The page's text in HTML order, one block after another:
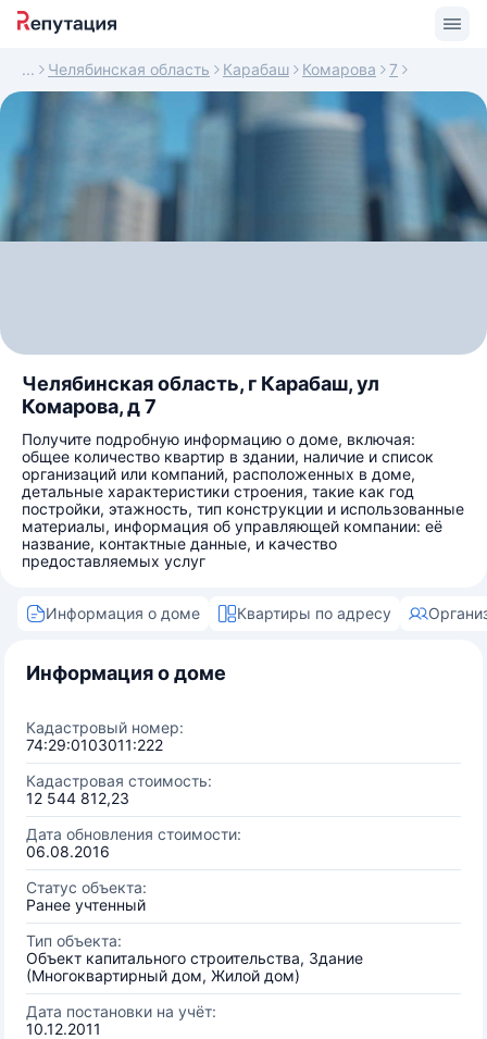
Челябинская область Карабаш Комарова 7
Челябинская область, г Карабаш, ул
Комарова, д 7
Получите подробную информацию о доме, включая:
общее количество квартир в здании, наличие и список
организаций или компаний, расположенных в доме,
детальные характеристики строения, такие как год
постройки, этажность, тип конструкции и использованные
материалы, информация об управляющей компании: её
название, контактные данные, и качество
предоставляемых услуг
Информация о доме Квартиры по адресу
Информация о доме
Кадастровый номер:
74:29:0103011:222
Кадастровая стоимость:
12 544 812,23
Дата обновления стоимости:
06.08.2016
Статус объекта:
Ранее учтенный
Тип объекта:
Объект капитального строительства, Здание
(Многоквартирный дом, Жилой дом)
Дата постановки на учёт:
10.12.2011